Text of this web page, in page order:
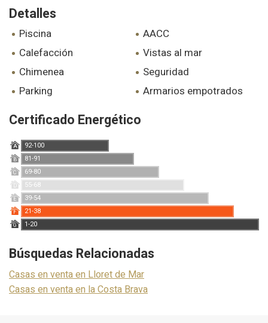
Detalles
piscina
AACC
calefacción
vistas al mar
chimenea
seguridad
parking
armarios empotrados
Certificado Energético
A 92-100
B 81-91
C 69-80
D 55-68
E 39-54
F 21-38
G 1-20
Búsquedas Relacionadas
Casas en venta en Lloret de Mar
Casas en venta en la Costa Brava